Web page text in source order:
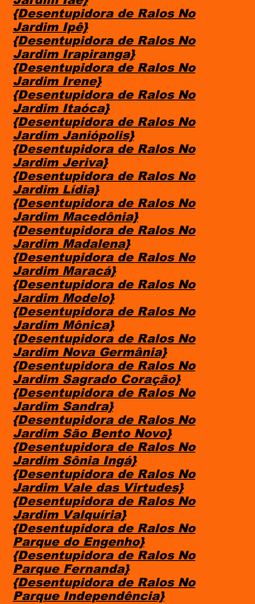
{Desentupidora de Ralos No
Jardim Ipê}
{Desentupidora de Ralos No
Jardim Irapiranga}
{Desentupidora de Ralos No
Jardim Irene}
{Desentupidora de Ralos No
Jardim Itaóca}
{Desentupidora de Ralos No
Jardim Janiópolis}
{Desentupidora de Ralos No
Jardim Jeriva}
{Desentupidora de Ralos No
Jardim Lídia}
{Desentupidora de Ralos No
Jardim Macedônia}
{Desentupidora de Ralos No
Jardim Madalena}
{Desentupidora de Ralos No
Jardim Maracá}
{Desentupidora de Ralos No
Jardim Modelo}
{Desentupidora de Ralos No
Jardim Mônica}
{Desentupidora de Ralos No
Jardim Nova Germânia}
{Desentupidora de Ralos No
Jardim Sagrado Coração}
{Desentupidora de Ralos No
Jardim Sandra}
{Desentupidora de Ralos No
Jardim São Bento Novo}
{Desentupidora de Ralos No
Jardim Sônia Ingá}
{Desentupidora de Ralos No
Jardim Vale das Virtudes}
{Desentupidora de Ralos No
Jardim Valquíria}
{Desentupidora de Ralos No
Parque do Engenho}
{Desentupidora de Ralos No
Parque Fernanda}
{Desentupidora de Ralos No
Parque Independência}